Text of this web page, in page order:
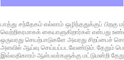
பாத்து சந்தேகம் எல்லாம் ஒழிந்ததுக்குப்
வெற்றிகரமாகக் கையாளுகிறார்கள் என்பது
ஒருவரது செயற்பாடுகளே அவரது சிறப்பைச்
அளவில் ஆய்வு செய்யப்படவேண்டும். தேறும்
இவ்வதிகாரம் ஆள்பவர்களுக்கு மட்டுமன்றி